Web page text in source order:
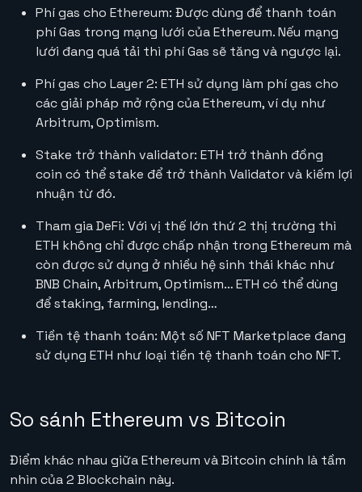
Phí gas cho Ethereum: Được dùng để thanh toán
phí Gas trong mạng lưới của Ethereum. Nếu mạng
lưới đang quá tải thì phí Gas sẽ tăng và ngược lại.
Phí gas cho Layer 2: ETH sử dụng làm phí gas cho
các giải pháp mở rộng của Ethereum, ví dụ như
Arbitrum, Optimism.
Stake trở thành validator: ETH trở thành đồng
coin có thể stake để trở thành Validator và kiếm lợi
nhuận từ đó.
Tham gia DeFi: Với vị thế lớn thứ 2 thị trường thì
ETH không chỉ được chấp nhận trong Ethereum mà
còn được sử dụng ở nhiều hệ sinh thái khác như
BNB Chain, Arbitrum, Optimism… ETH có thể dùng
để staking, farming, lending…
Tiền tệ thanh toán: Một số NFT Marketplace đang
sử dụng ETH như loại tiền tệ thanh toán cho NFT.
So sánh Ethereum vs Bitcoin
Điểm khác nhau giữa Ethereum và Bitcoin chính là tầm
nhìn của 2 Blockchain này.